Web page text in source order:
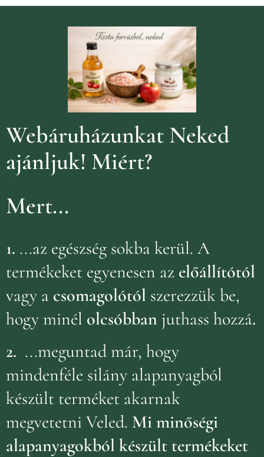
Webáruházunkat Neked
ajánljuk! Miért?
Mert...
1. ...az egészség sokba kerül. A
termékeket egyenesen az előállítótól
vagy a csomagolótól szerezzük be,
hogy minél olcsóbban juthass hozzá.
2. ...meguntad már, hogy
mindenféle silány alapanyagból
készült terméket akarnak
megvetetni Veled. Mi minőségi
alapanyagokból készült termékeket